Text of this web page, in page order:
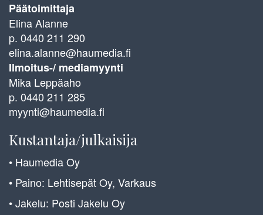
Päätoimittaja
Elina Alanne
p. 0440 211 290
elina.alanne@haumedia.fi
Ilmoitus-/ mediamyynti
Mika Leppäaho
p. 0440 211 285
myynti@haumedia.fi
Kustantaja/julkaisija
• Haumedia Oy
• Paino: Lehtisepät Oy, Varkaus
• Jakelu: Posti Jakelu Oy